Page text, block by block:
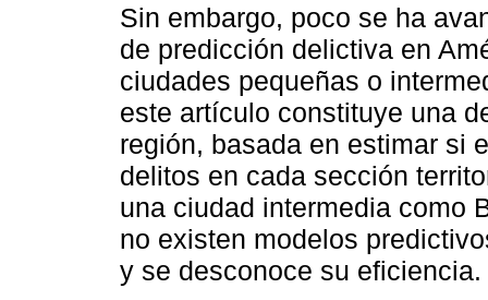
Sin embargo, poco se ha
de predicción delictiva en
ciudades pequeñas o
este artículo constituye una
región, basada en estimar si
delitos en cada sección
una ciudad intermedia como
no existen modelos
y se desconoce su eficiencia.